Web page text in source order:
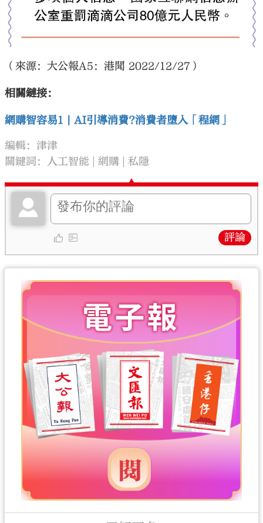
（來源：大公報A5：港聞 2022/12/27）
相關鏈接：
網購智容易1 | AI引導消費?消費者墮入「程網」
編輯：津津
關鍵詞：
人工智能 網購 私隱
評論